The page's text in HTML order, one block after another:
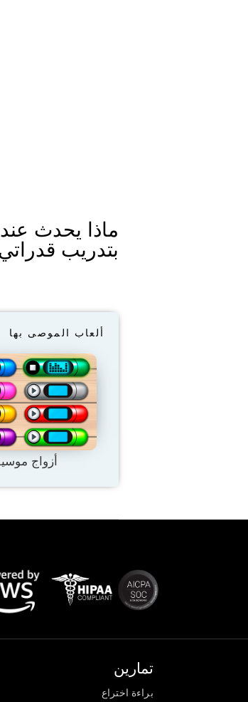
ماذا يحدث
بتدريب
ألعاب الموصى بها
أزواج
تمارين
براءة اختراع